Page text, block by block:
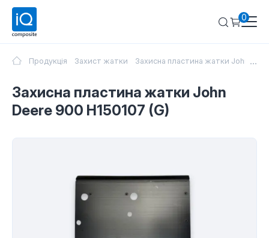
0
Продукція Захист жатки Захисна пластина жатки John ...
Захисна пластина жатки John
Deere 900 H150107 (G)